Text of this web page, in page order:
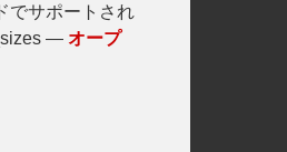
でサポートされ
— オープ